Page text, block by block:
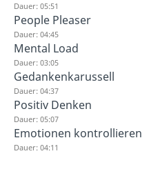
Dauer: 05:51
People Pleaser
Dauer: 04:45
Mental Load
Dauer: 03:05
Gedankenkarussell
Dauer: 04:37
Positiv Denken
Dauer: 05:07
Emotionen kontrollieren
Dauer: 04:11